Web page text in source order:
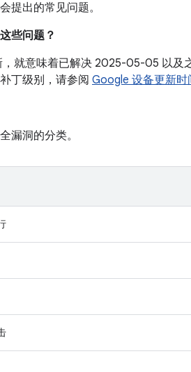
提出的常见问题。
些问题？
就意味着已解决 2025-05-05 以及
丁级别，请参阅 Google 设备更新时
漏洞的分类。